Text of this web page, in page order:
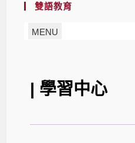
雙語教育
MENU
| 學習中心